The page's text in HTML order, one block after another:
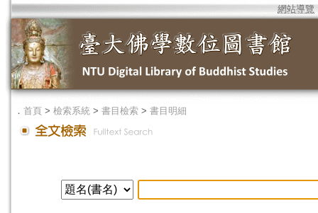
網站導覽
． 首頁 > 檢索系統 > 書目檢索 > 書目明細